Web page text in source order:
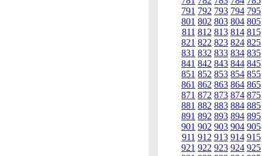
791 792 793 794 795
801 802 803 804 805
811 812 813 814 815
821 822 823 824 825
831 832 833 834 835
841 842 843 844 845
851 852 853 854 855
861 862 863 864 865
871 872 873 874 875
881 882 883 884 885
891 892 893 894 895
901 902 903 904 905
911 912 913 914 915
921 922 923 924 925